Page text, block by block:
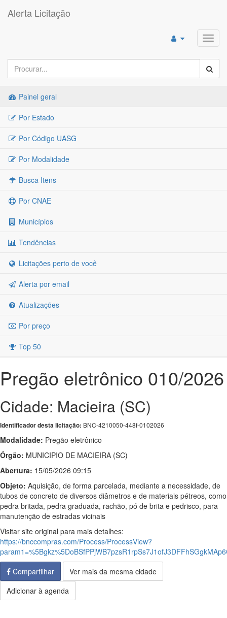
Alerta Licitação
Painel geral
Por Estado
Por Código UASG
Por Modalidade
Busca Itens
Por CNAE
Municípios
Tendências
Licitações perto de você
Alerta por email
Atualizações
Por preço
Top 50
Pregão eletrônico 010/2026
Cidade: Macieira (SC)
Identificador desta licitação: BNC-4210050-448f-0102026
Modalidade: Pregão eletrônico
Órgão: MUNICIPIO DE MACIEIRA (SC)
Abertura: 15/05/2026 09:15
Objeto: Aquisição, de forma parcelada, mediante a necessidade, de
tubos de concreto de diversos diâmetros e de materiais pétreos, como
pedra britada, pedra graduada, rachão, pó de brita e pedrisco, para
manutenção de estradas vicinais
Visitar site original para mais detalhes:
https://bnccompras.com/Process/ProcessView?
Compartilhar
Ver mais da mesma cidade
Adicionar à agenda